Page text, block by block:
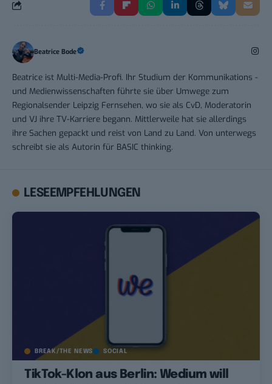
Beatrice Bode
Beatrice ist Multi-Media-Profi. Ihr Studium der Kommunikations -
und Medienwissenschaften führte sie über Umwege zum
Regionalsender Leipzig Fernsehen, wo sie als CvD, Moderatorin
und VJ ihre TV-Karriere begann. Mittlerweile hat sie allerdings
ihre Sachen gepackt und reist von Land zu Land. Von unterwegs
schreibt sie als Autorin für BASIC thinking.
LESEEMPFEHLUNGEN
BREAK/THE NEWS SOCIAL
TikTok-Klon aus Berlin: Wedium will